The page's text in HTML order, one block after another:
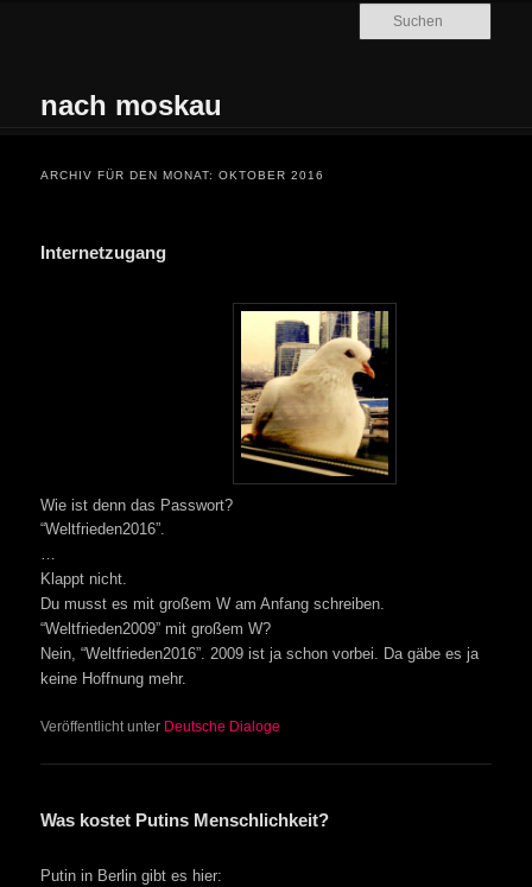
nach moskau
ARCHIV FÜR DEN MONAT:OKTOBER 2016
Internetzugang
Wie ist denn das Passwort?
“Weltfrieden2016”.
…
Klappt nicht.
Du musst es mit großem W am Anfang schreiben.
“Weltfrieden2009” mit großem W?
Nein, “Weltfrieden2016”. 2009 ist ja schon vorbei. Da gäbe es ja
keine Hoffnung mehr.
Veröffentlicht unter Deutsche Dialoge
Was kostet Putins Menschlichkeit?
Putin in Berlin gibt es hier: